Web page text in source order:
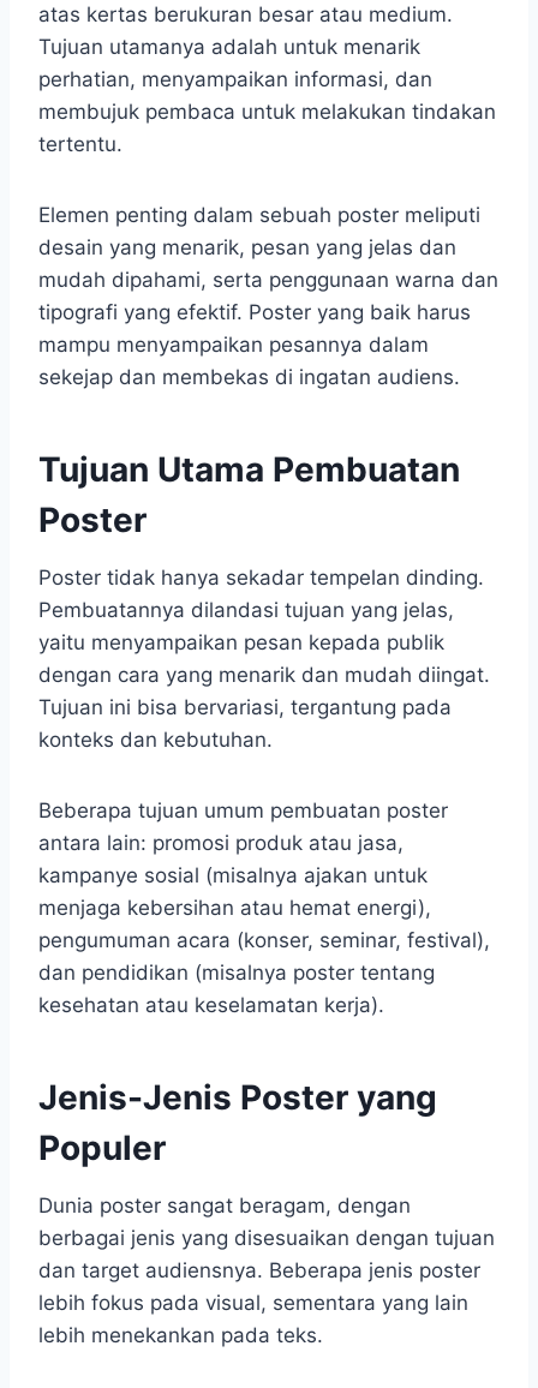
atas kertas berukuran besar atau medium.
Tujuan utamanya adalah untuk menarik
perhatian, menyampaikan informasi, dan
membujuk pembaca untuk melakukan tindakan
tertentu.
Elemen penting dalam sebuah poster meliputi
desain yang menarik, pesan yang jelas dan
mudah dipahami, serta penggunaan warna dan
tipografi yang efektif. Poster yang baik harus
mampu menyampaikan pesannya dalam
sekejap dan membekas di ingatan audiens.
Tujuan Utama Pembuatan
Poster
Poster tidak hanya sekadar tempelan dinding.
Pembuatannya dilandasi tujuan yang jelas,
yaitu menyampaikan pesan kepada publik
dengan cara yang menarik dan mudah diingat.
Tujuan ini bisa bervariasi, tergantung pada
konteks dan kebutuhan.
Beberapa tujuan umum pembuatan poster
antara lain: promosi produk atau jasa,
kampanye sosial (misalnya ajakan untuk
menjaga kebersihan atau hemat energi),
pengumuman acara (konser, seminar, festival),
dan pendidikan (misalnya poster tentang
kesehatan atau keselamatan kerja).
Jenis-Jenis Poster yang
Populer
Dunia poster sangat beragam, dengan
berbagai jenis yang disesuaikan dengan tujuan
dan target audiensnya. Beberapa jenis poster
lebih fokus pada visual, sementara yang lain
lebih menekankan pada teks.